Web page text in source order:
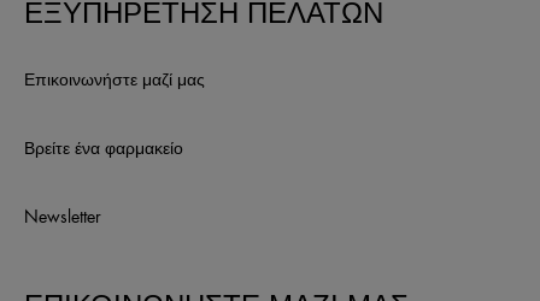
ΕΞΥΠΗΡΕΤΗΣΗ ΠΕΛΑΤΩΝ
Επικοινωνήστε μαζί μας
Βρείτε ένα φαρμακείο
Newsletter